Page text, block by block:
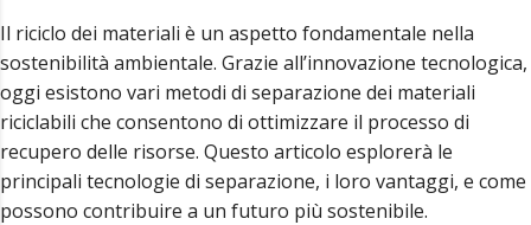
Il riciclo dei materiali è un aspetto fondamentale nella
sostenibilità ambientale. Grazie all’innovazione tecnologica,
oggi esistono vari metodi di separazione dei materiali
riciclabili che consentono di ottimizzare il processo di
recupero delle risorse. Questo articolo esplorerà le
principali tecnologie di separazione, i loro vantaggi, e come
possono contribuire a un futuro più sostenibile.